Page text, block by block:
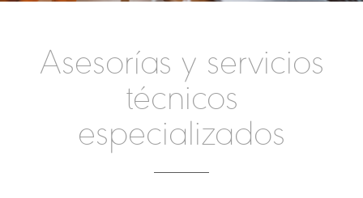
Asesorías y servicios
técnicos
especializados